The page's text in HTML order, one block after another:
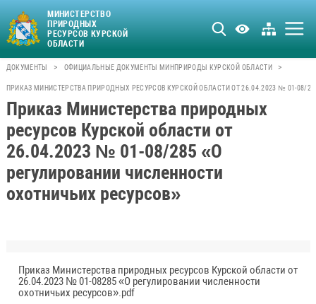
МИНИСТЕРСТВО
ПРИРОДНЫХ
РЕСУРСОВ КУРСКОЙ
ОБЛАСТИ
ДОКУМЕНТЫ > ОФИЦИАЛЬНЫЕ ДОКУМЕНТЫ МИНПРИРОДЫ КУРСКОЙ ОБЛАСТИ >
ПРИКАЗ МИНИСТЕРСТВА ПРИРОДНЫХ РЕСУРСОВ КУРСКОЙ ОБЛАСТИ ОТ 26.04.2023 № 01-08/
Приказ Министерства природных
ресурсов Курской области от
26.04.2023 № 01-08/285 «О
регулировании численности
охотничьих ресурсов»
Приказ Министерства природных ресурсов Курской области от
26.04.2023 № 01-08285 «О регулировании численности
охотничьих ресурсов».pdf